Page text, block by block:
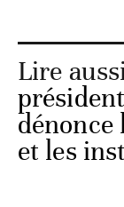
Lire
dénonce
et les